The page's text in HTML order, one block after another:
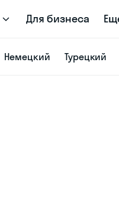
Для бизнеса
Немецкий Турецкий